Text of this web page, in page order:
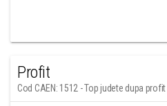
Profit
Cod CAEN: 1512 - Top judete dupa profit